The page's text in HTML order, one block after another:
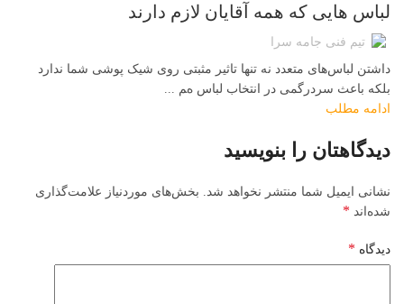
لباس هایی که همه آقایان لازم دارند
تیم فنی جامه سرا
داشتن لباس‌های متعدد نه تنها تاثیر مثبتی روی شیک پوشی شما ندارد
بلکه باعث سردرگمی در انتخاب لباس هم ...
ادامه مطلب
دیدگاهتان را بنویسید
نشانی ایمیل شما منتشر نخواهد شد.
بخش‌های موردنیاز علامت‌گذاری
شده‌اند *
دیدگاه *